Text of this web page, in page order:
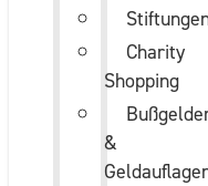
Charity
Shopping
&